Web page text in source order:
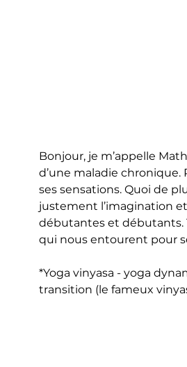
Bonjour, je m’appelle
d’une maladie chronique.
ses sensations. Quoi de
justement l’imagination
débutantes et débutants.
qui nous entourent pour
*Yoga vinyasa - yoga
transition (le fameux